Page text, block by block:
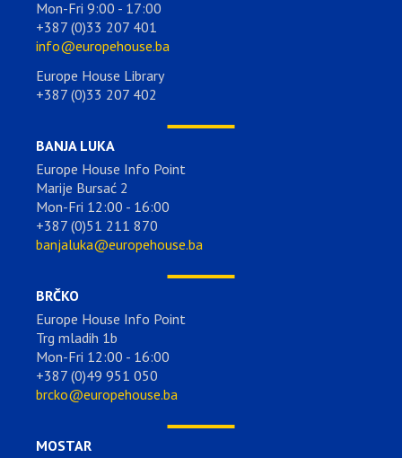
Mon-Fri 9:00 - 17:00
+387 (0)33 207 401
info@europehouse.ba
Europe House Library
+387 (0)33 207 402
BANJA LUKA
Europe House Info Point
Marije Bursać 2
Mon-Fri 12:00 - 16:00
+387 (0)51 211 870
banjaluka@europehouse.ba
BRČKO
Europe House Info Point
Trg mladih 1b
Mon-Fri 12:00 - 16:00
+387 (0)49 951 050
brcko@europehouse.ba
MOSTAR